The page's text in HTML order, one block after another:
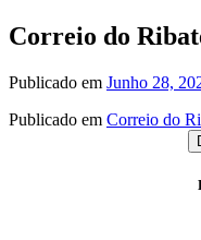
Correio do
Publicado em Junho 28,
Publicado em Correio do